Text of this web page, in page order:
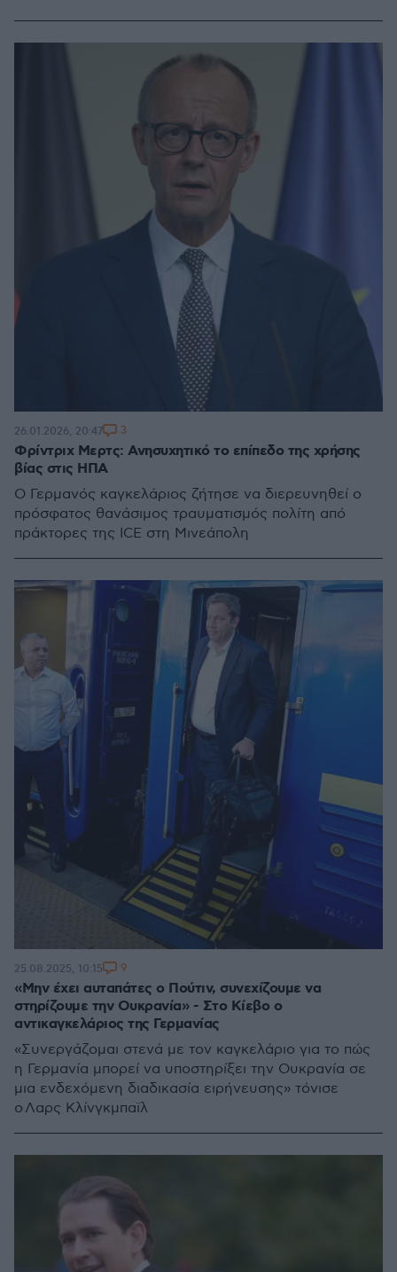
Φρίντριχ Μερτς: Ανησυχητικό το επίπεδο της χρήσης
βίας στις ΗΠΑ
Ο Γερμανός καγκελάριος ζήτησε να διερευνηθεί ο
πρόσφατος θανάσιμος τραυματισμός πολίτη από
πράκτορες της ICE στη Μινεάπολη
26.01.2026, 20:47 3
«Μην έχει αυταπάτες ο Πούτιν, συνεχίζουμε να
στηρίζουμε την Ουκρανία» - Στο Κίεβο ο
αντικαγκελάριος της Γερμανίας
«Συνεργάζομαι στενά με τον καγκελάριο για το πώς
η Γερμανία μπορεί να υποστηρίξει την Ουκρανία σε
μια ενδεχόμενη διαδικασία ειρήνευσης» τόνισε
ο Λαρς Κλίνγκμπαϊλ
25.08.2025, 10:15 9